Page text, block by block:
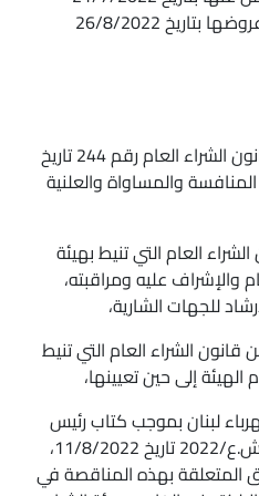
26/8/2022
بناءً على المادة الأولى من قانون الشراء العام رقم 244 تاريخ
المنافسة والمساواة والعلنية
76 من قانون الشراء العام التي تنيط بهيئة
والإشراف عليه ومراقبته،
للجهات الشارية،
على المادة 88 فقرة 2 من قانون الشراء العام التي تنيط
إلى حين تعيينها،
لبنان بموجب كتاب رئيس
هيئة الشراء العام رقم 11/ه.ش.ع/2022 تاريخ 11/8/2022،
المتعلقة بهذه المناقصة في